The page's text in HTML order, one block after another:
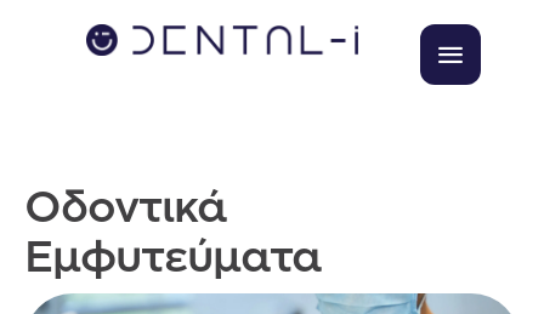
Οδοντικά
Εμφυτεύματα